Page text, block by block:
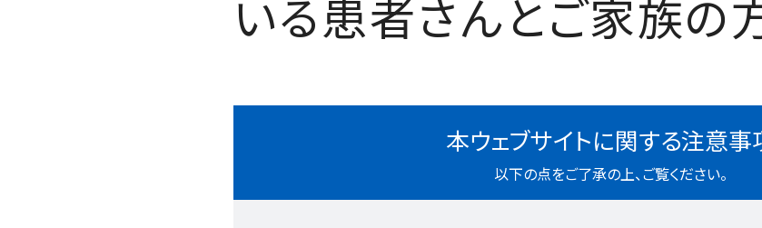
いる患者さんとご家族の
本ウェブサイトに関する注意事
以下の点をご了承の上、ご覧ください。